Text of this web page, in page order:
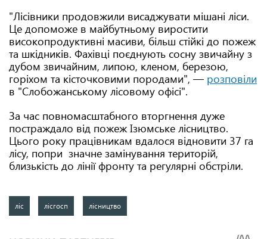
"Лісівники продовжили висаджувати мішані ліси.
Це допоможе в майбутньому виростити
високопродуктивні масиви, більш стійкі до пожеж
та шкідників. Фахівці поєднують сосну звичайну з
дубом звичайним, липою, кленом, березою,
горіхом та кісточковими породами", — розповіли
в "Слобожанському лісовому офісі".
За час повномасштабного вторгнення дуже
постраждало від пожеж Ізюмське лісництво.
Цього року працівникам вдалося відновити 37 га
лісу, попри значне замінування територій,
близькість до лінії фронту та регулярні обстріли.
ліс лісгосп лісництво